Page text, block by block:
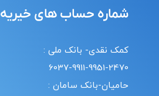
شماره حساب های خیریه
کمک نقدی- بانک ملی :
6037-9911-9951-2470
حامیان-بانک سامان :